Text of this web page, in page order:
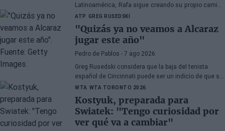
Latinoamérica, Rafa sigue creando su propio camino
asombrando a propios y extraños.
ATP GREG RUSEDSKI
"Quizás ya no veamos a Alcaraz
jugar este año"
Pedro de Pablos - 7 ago 2026
Greg Rusedski considera que la baja del tenista
español de Cincinnati puede ser un indicio de que su
lesión de muñeca le sigue dando problemas.
WTA WTA TORONTO 2026
Kostyuk, preparada para
Swiatek: "Tengo curiosidad por
ver qué va a cambiar"